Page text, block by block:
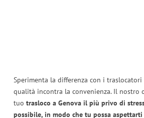
Sperimenta la differenza con i traslocatori
qualità incontra la convenienza. Il nostro
tuo trasloco a Genova il più privo di
possibile, in modo che tu possa